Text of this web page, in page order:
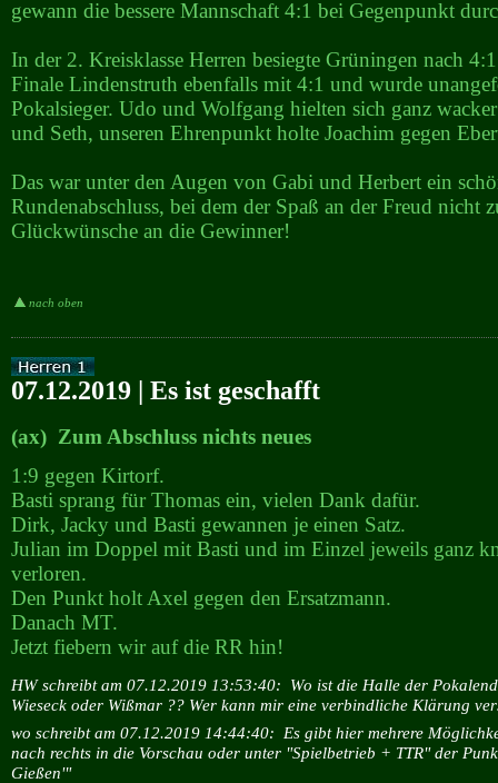
gewann die bessere Mannschaft 4:1 bei Gegenpunkt
In der 2. Kreisklasse Herren besiegte Grüningen nach
Finale Lindenstruth ebenfalls mit 4:1 und wurde
Pokalsieger. Udo und Wolfgang hielten sich ganz
und Seth, unseren Ehrenpunkt holte Joachim gegen
Das war unter den Augen von Gabi und Herbert ein
Rundenabschluss, bei dem der Spaß an der Freud nicht
Glückwünsche an die Gewinner!
nach oben
07.12.2019 | Es ist geschafft
(ax) Zum Abschluss nichts neues
1:9 gegen Kirtorf.
Basti sprang für Thomas ein, vielen Dank dafür.
Dirk, Jacky und Basti gewannen je einen Satz.
Julian im Doppel mit Basti und im Einzel jeweils ganz
verloren.
Den Punkt holt Axel gegen den Ersatzmann.
Danach MT.
Jetzt fiebern wir auf die RR hin!
HW schreibt am 07.12.2019 13:53:40: Wo ist die Halle der
Wieseck oder Wißmar ?? Wer kann mir eine verbindliche Klärung
wo schreibt am 07.12.2019 14:44:40: Es gibt hier mehrere
nach rechts in die Vorschau oder unter "Spielbetrieb + TTR" der
Gießen'"